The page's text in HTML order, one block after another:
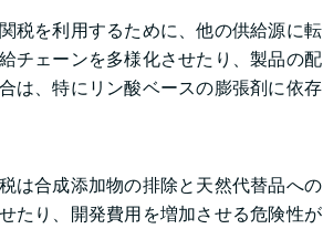
税を利用するために、他の供給源に転
チェーンを多様化させたり、製品の配
は、特にリン酸ベースの膨張剤に依存
は合成添加物の排除と天然代替品への
たり、開発費用を増加させる危険性が